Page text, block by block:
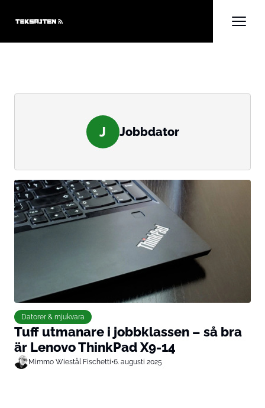
J Jobbdator
Datorer & mjukvara
Tuff utmanare i jobbklassen – så bra
är Lenovo ThinkPad X9-14
Mimmo Wiestål Fischetti•6. augusti 2025